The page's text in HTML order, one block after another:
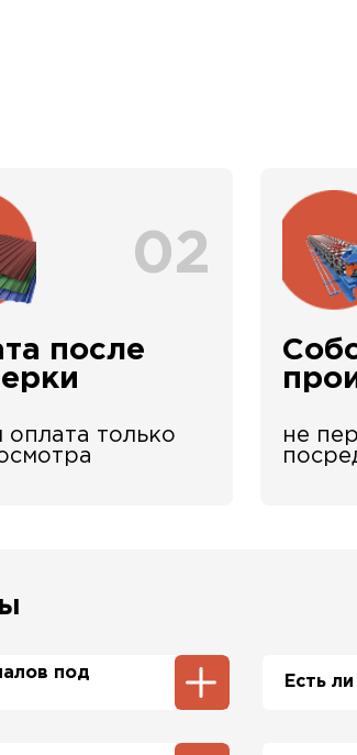
02
после
оплата только
не
под
и профнастила 1-2
Есть